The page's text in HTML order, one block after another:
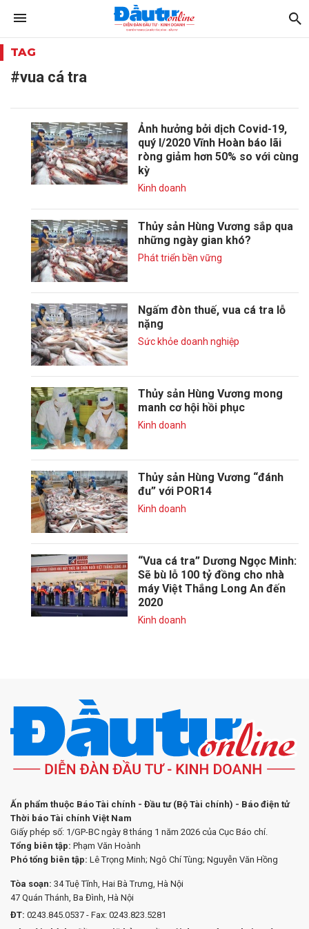
TAG
#vua cá tra
Ảnh hưởng bởi dịch Covid-19,
quý I/2020 Vĩnh Hoàn báo lãi
ròng giảm hơn 50% so với cùng
kỳ
Kinh doanh
Thủy sản Hùng Vương sắp qua
những ngày gian khó?
Phát triển bền vững
Ngấm đòn thuế, vua cá tra lỗ
nặng
Sức khỏe doanh nghiệp
Thủy sản Hùng Vương mong
manh cơ hội hồi phục
Kinh doanh
Thủy sản Hùng Vương “đánh
đu” với POR14
Kinh doanh
“Vua cá tra” Dương Ngọc Minh:
Sẽ bù lỗ 100 tỷ đồng cho nhà
máy Việt Thắng Long An đến
2020
Kinh doanh
Ấn phẩm thuộc Báo Tài chính - Đầu tư (Bộ Tài chính) - Báo điện tử
Thời báo Tài chính Việt Nam
Giấy phép số: 1/GP-BC ngày 8 tháng 1 năm 2026 của Cục Báo chí.
Tổng biên tập: Phạm Văn Hoành
Phó tổng biên tập: Lê Trọng Minh; Ngô Chí Tùng; Nguyễn Văn Hồng
Tòa soạn: 34 Tuệ Tĩnh, Hai Bà Trưng, Hà Nội
47 Quán Thánh, Ba Đình, Hà Nội
ĐT: 0243.845.0537 - Fax: 0243.823.5281